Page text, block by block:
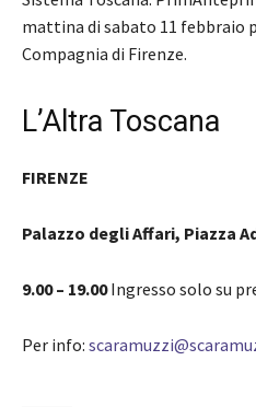
mattina di sabato 11 febbraio
Compagnia di Firenze.
L’Altra Toscana
FIRENZE
Palazzo degli Affari, Piazza
9.00 – 19.00Ingresso solo su
Per info: